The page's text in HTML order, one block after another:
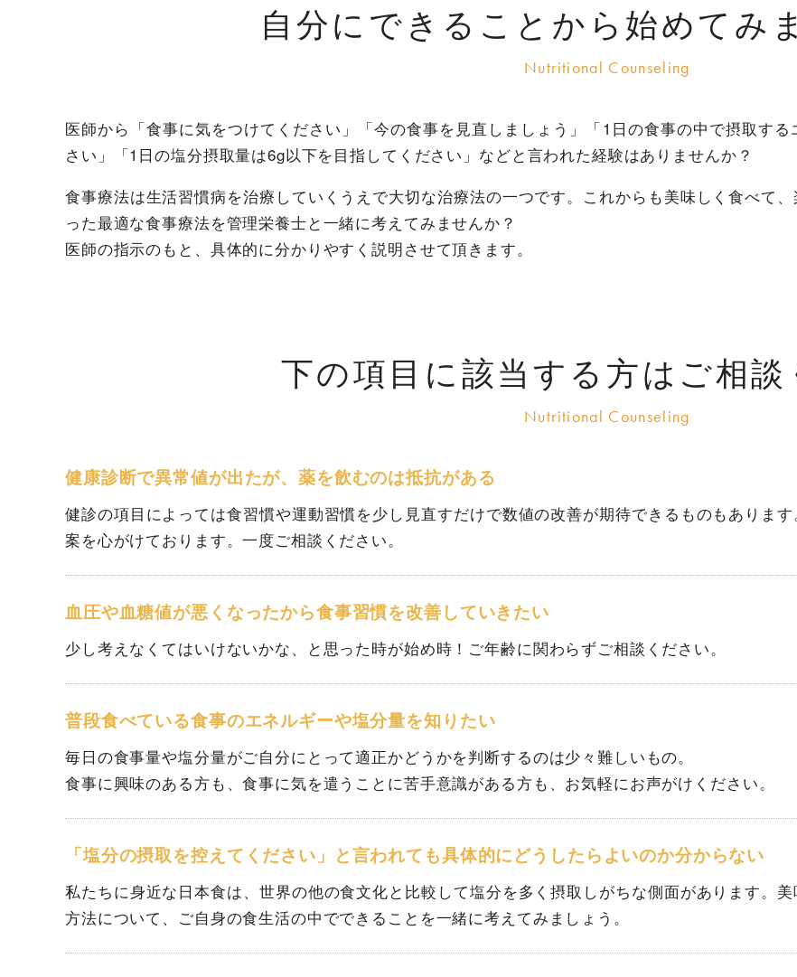
自分にできることから始めてみ
医師から「食事に気をつけてください」「今の食事を見直しましょう」「1日の食事の中で摂取す
さい」「1日の塩分摂取量は6g以下を目指してください」などと言われた経験はありませんか？
食事療法は生活習慣病を治療していくうえで大切な治療法の一つです。これからも美味しく食べて
った最適な食事療法を管理栄養士と一緒に考えてみませんか？
医師の指示のもと、具体的に分かりやすく説明させて頂きます。
下の項目に該当する方はご相談
健康診断で異常値が出たが、薬を飲むのは抵抗がある
健診の項目によっては食習慣や運動習慣を少し見直すだけで数値の改善が期待できるものもありま
案を心がけております。一度ご相談ください。
血圧や血糖値が悪くなったから食事習慣を改善していきたい
少し考えなくてはいけないかな、と思った時が始め時！ご年齢に関わらずご相談ください。
普段食べている食事のエネルギーや塩分量を知りたい
毎日の食事量や塩分量がご自分にとって適正かどうかを判断するのは少々難しいもの。
食事に興味のある方も、食事に気を遣うことに苦手意識がある方も、お気軽にお声がけください。
「塩分の摂取を控えてください」と言われても具体的にどうしたらよいのか分からない
私たちに身近な日本食は、世界の他の食文化と比較して塩分を多く摂取しがちな側面があります。
方法について、ご自身の食生活の中でできることを一緒に考えてみましょう。